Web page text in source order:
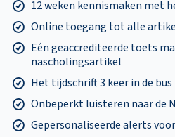
12 weken kennismaken met
Online toegang tot alle
Eén geaccrediteerde toets
nascholingsartikel
Het tijdschrift 3 keer in de bus
Onbeperkt luisteren naar de
Gepersonaliseerde alerts